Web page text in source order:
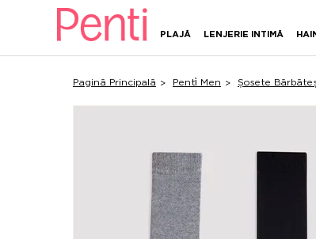
PLAJĂ LENJERIE INTIMĂ
Pagină Principală Penti̇ Men Șosete